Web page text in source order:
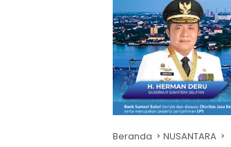
Beranda NUSANTARA